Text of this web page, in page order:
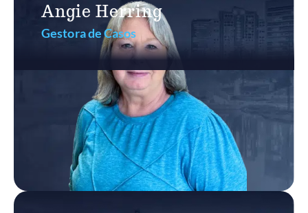
Angie Herring
Gestora de Casos